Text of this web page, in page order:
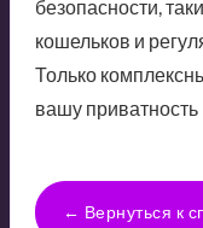
безопасности,
кошельков и
Только
вашу
← Вернуться к